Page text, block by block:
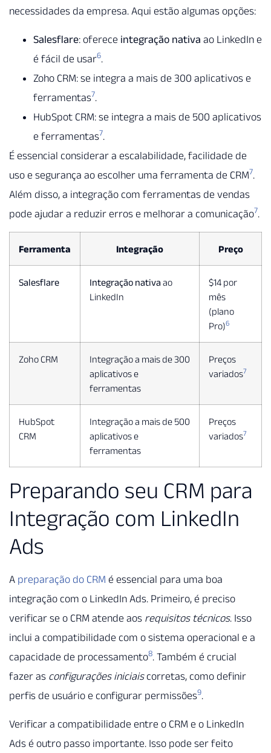
necessidades da empresa. Aqui estão algumas opções:
Salesflare: oferece integração nativa ao LinkedIn e
é fácil de usar6.
Zoho CRM: se integra a mais de 300 aplicativos e
ferramentas7.
HubSpot CRM: se integra a mais de 500 aplicativos
e ferramentas7.
É essencial considerar a escalabilidade, facilidade de
uso e segurança ao escolher uma ferramenta de CRM7.
Além disso, a integração com ferramentas de vendas
pode ajudar a reduzir erros e melhorar a comunicação7.
Ferramenta Integração Preço
Salesflare Integração nativa ao
LinkedIn
$14 por
mês
(plano
Pro)6
Zoho CRM
Integração a mais de 300
aplicativos e
ferramentas
Preços
variados7
HubSpot
CRM
Integração a mais de 500
aplicativos e
ferramentas
Preços
variados7
Preparando seu CRM para
Integração com LinkedIn
Ads
A preparação do CRM é essencial para uma boa
integração com o LinkedIn Ads. Primeiro, é preciso
verificar se o CRM atende aos requisitos técnicos. Isso
inclui a compatibilidade com o sistema operacional e a
capacidade de processamento8. Também é crucial
fazer as configurações iniciaiscorretas, como definir
perfis de usuário e configurar permissões9.
Verificar a compatibilidade entre o CRM e o LinkedIn
Ads é outro passo importante. Isso pode ser feito